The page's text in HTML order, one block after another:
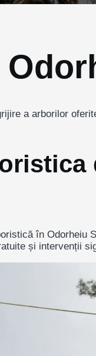
a arborilor
în Odorheiu
și intervenții